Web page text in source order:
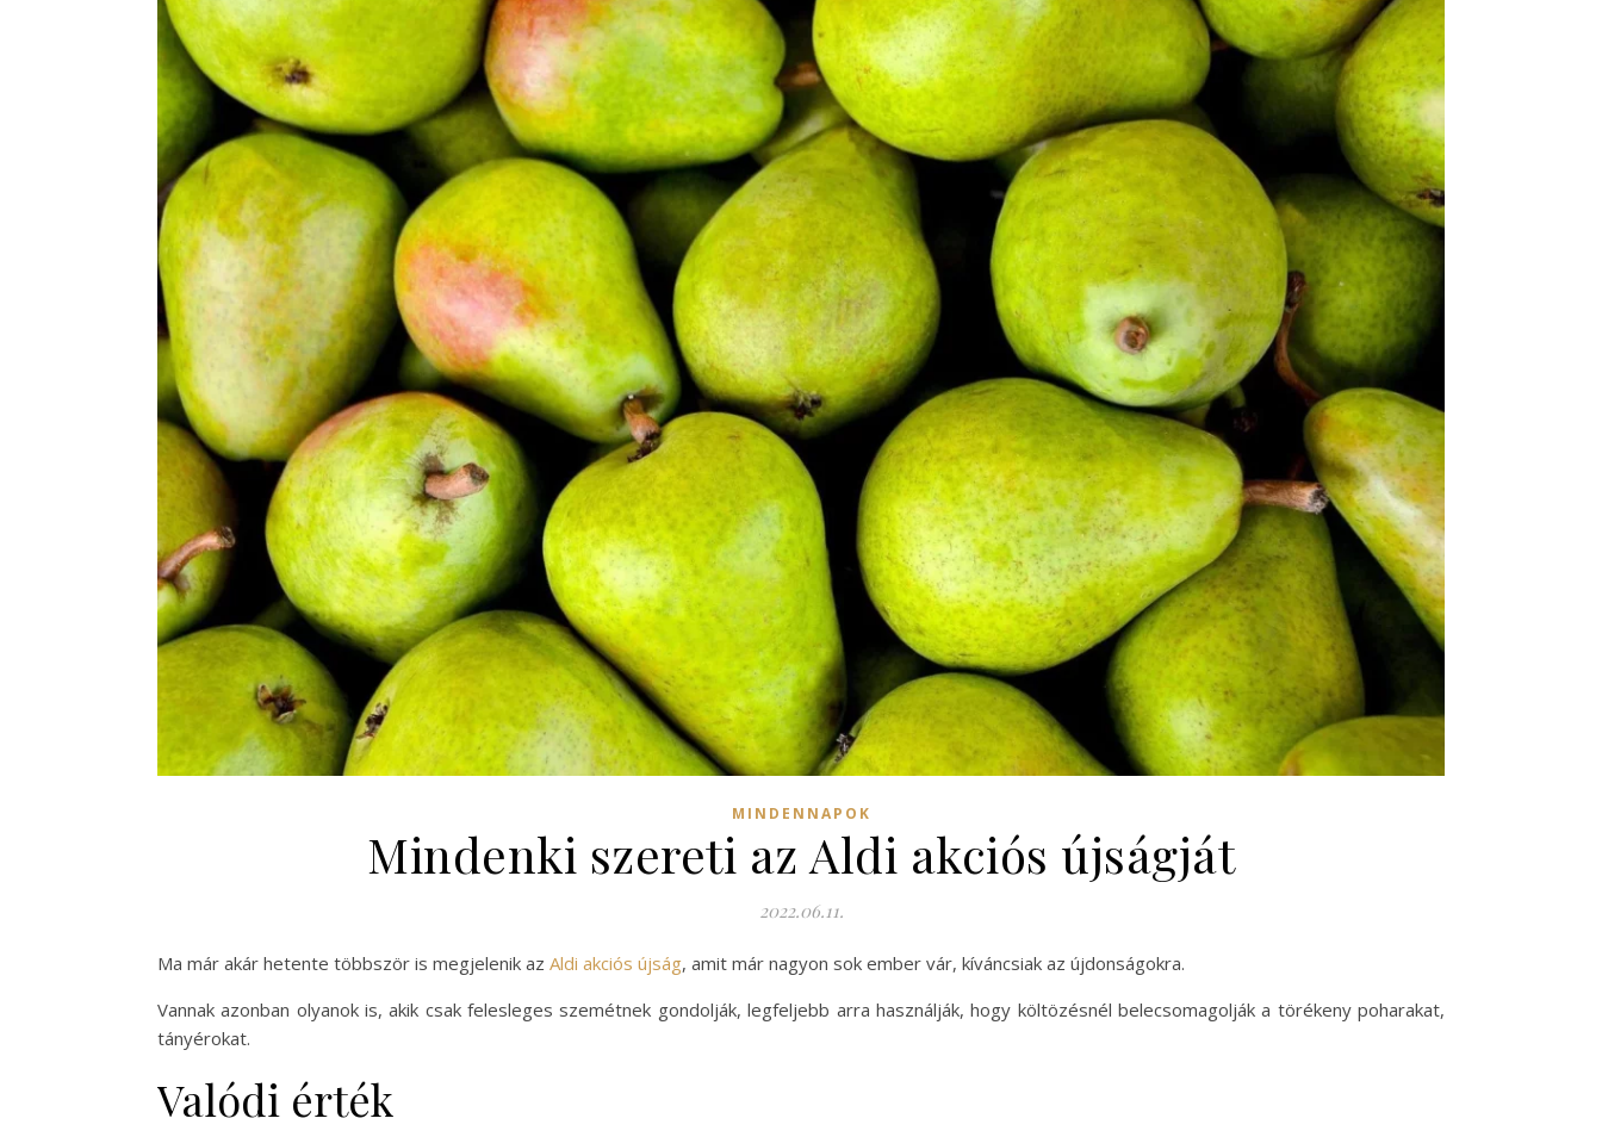
MINDENNAPOK
Mindenki szereti az Aldi akciós újságját
2022.06.11.
Ma már akár hetente többször is megjelenik az Aldi akciós újság, amit már nagyon sok ember vár, kíváncsiak az újdonságokra.
Vannak azonban olyanok is, akik csak felesleges szemétnek gondolják, legfeljebb arra használják, hogy költözésnél belecsomagolják a törékeny poharakat,
tányérokat.
Valódi érték